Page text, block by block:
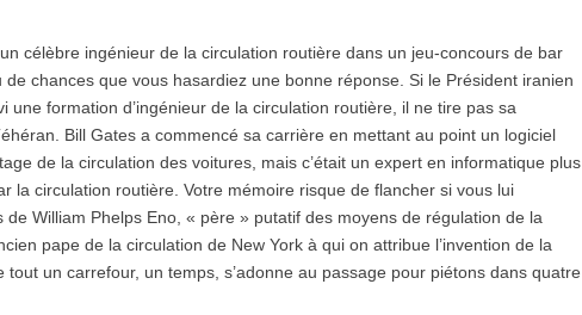
célèbre ingénieur de la circulation routière dans un jeu-concours de bar
chances que vous hasardiez une bonne réponse. Si le Président iranien
une formation d’ingénieur de la circulation routière, il ne tire pas sa
Bill Gates a commencé sa carrière en mettant au point un logiciel
de la circulation des voitures, mais c’était un expert en informatique plus
la circulation routière. Votre mémoire risque de flancher si vous lui
William Phelps Eno, « père » putatif des moyens de régulation de la
pape de la circulation de New York à qui on attribue l’invention de la
un carrefour, un temps, s’adonne au passage pour piétons dans quatre